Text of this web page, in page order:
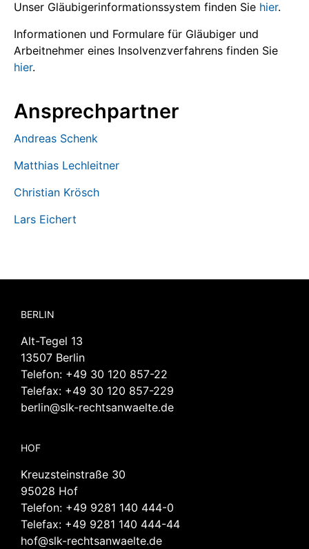
Unser Gläubigerinformationssystem finden Sie hier.
Informationen und Formulare für Gläubiger und
Arbeitnehmer eines Insolvenzverfahrens finden Sie
hier.
Ansprechpartner
Andreas Schenk
Matthias Lechleitner
Christian Krösch
Lars Eichert
BERLIN
Alt-Tegel 13
13507 Berlin
Telefon: +49 30 120 857-22
Telefax: +49 30 120 857-229
berlin@slk-rechtsanwaelte.de
HOF
Kreuzsteinstraße 30
95028 Hof
Telefon: +49 9281 140 444-0
Telefax: +49 9281 140 444-44
hof@slk-rechtsanwaelte.de